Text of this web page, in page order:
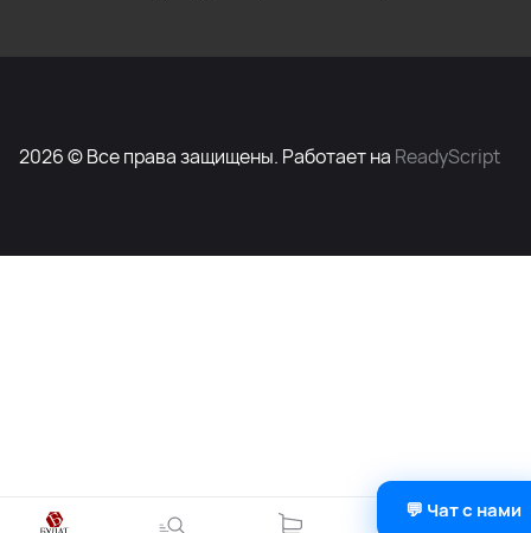
2026 © Все права защищены. Работает на ReadyScript
💬 Чат с нами